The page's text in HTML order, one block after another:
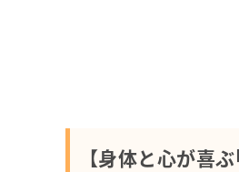
【身体と心が喜